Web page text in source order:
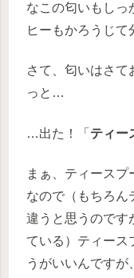
なこの匂いもしっ
ヒーもかろうじて
さて、匂いはさ
っと…
…出た！「 ティー
まぁ、ティースプ
なので（もちろん
違うと思うのです
ている）ティース
うがいいんですが